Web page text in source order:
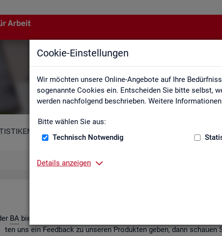
Cookie-Einstellungen
Wir möchten unsere Online-Angebote auf Ihre
sogenannte Cookies ein. Entscheiden Sie bitte selbst,
werden nachfolgend beschrieben. Weitere
Bitte wählen Sie aus:
Technisch Notwendig
Details anzeigen
BAbie­tet ein brei­tes An­ge­bot an Pro­duk­ten und
ten uns ein Feed­back zu un­se­ren Pro­duk­ten geben, dann